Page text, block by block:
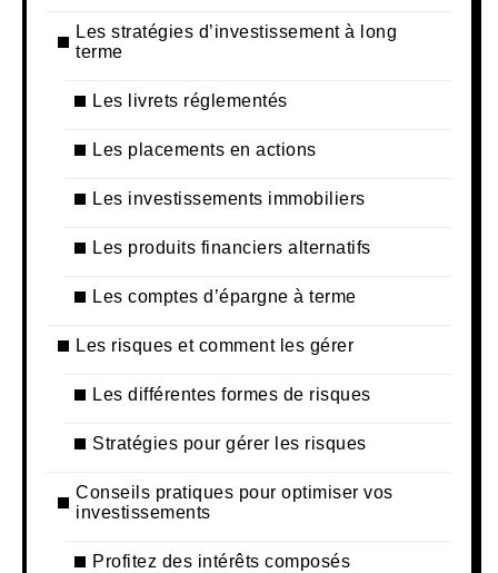
Les stratégies d’investissement à long
terme
Les livrets réglementés
Les placements en actions
Les investissements immobiliers
Les produits financiers alternatifs
Les comptes d’épargne à terme
Les risques et comment les gérer
Les différentes formes de risques
Stratégies pour gérer les risques
Conseils pratiques pour optimiser vos
investissements
Profitez des intérêts composés